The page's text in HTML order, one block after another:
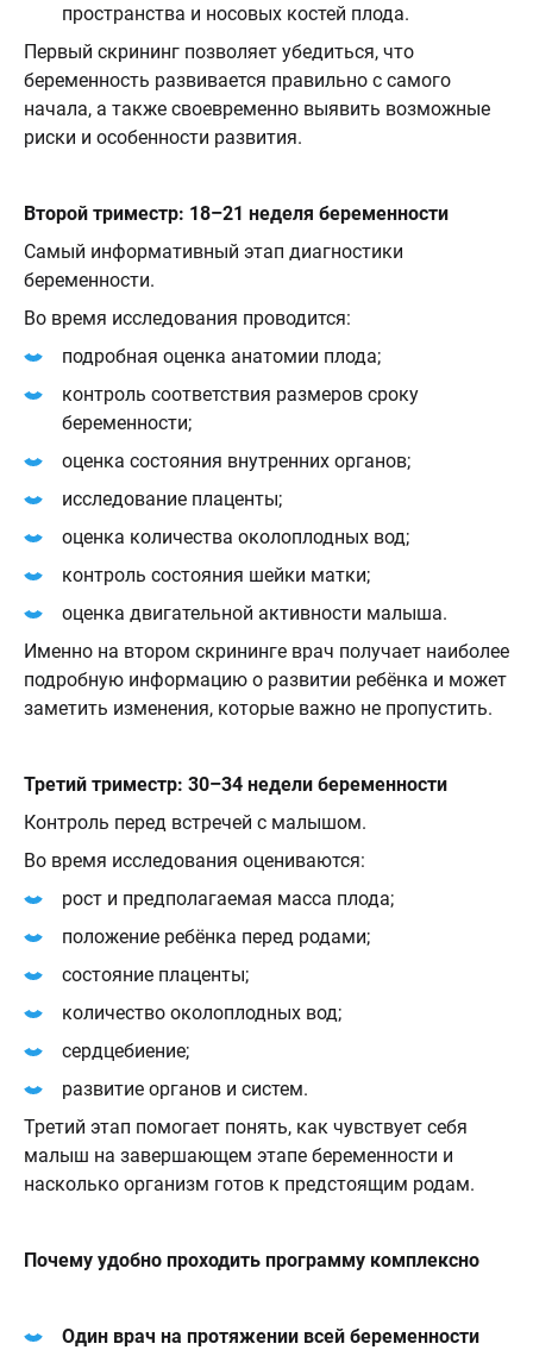
пространства и носовых костей плода.
Первый скрининг позволяет убедиться, что
беременность развивается правильно с самого
начала, а также своевременно выявить возможные
риски и особенности развития.
Второй триместр: 18–21 неделя беременности
Самый информативный этап диагностики
беременности.
Во время исследования проводится:
подробная оценка анатомии плода;
контроль соответствия размеров сроку
беременности;
оценка состояния внутренних органов;
исследование плаценты;
оценка количества околоплодных вод;
контроль состояния шейки матки;
оценка двигательной активности малыша.
Именно на втором скрининге врач получает наиболее
подробную информацию о развитии ребёнка и может
заметить изменения, которые важно не пропустить.
Третий триместр: 30–34 недели беременности
Контроль перед встречей с малышом.
Во время исследования оцениваются:
рост и предполагаемая масса плода;
положение ребёнка перед родами;
состояние плаценты;
количество околоплодных вод;
сердцебиение;
развитие органов и систем.
Третий этап помогает понять, как чувствует себя
малыш на завершающем этапе беременности и
насколько организм готов к предстоящим родам.
Почему удобно проходить программу комплексно
Один врач на протяжении всей беременности